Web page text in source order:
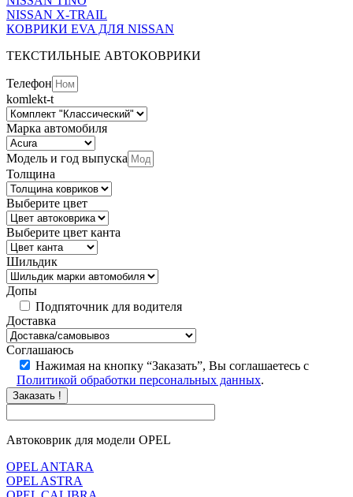
NISSAN X-TRAIL
КОВРИКИ EVA ДЛЯ NISSAN
ТЕКСТИЛЬНЫЕ АВТОКОВРИКИ
Телефон
komlekt-t
Марка автомобиля
Модель и год выпуска
Толщина
Выберите цвет
Выберите цвет канта
Шильдик
Допы
Подпяточник для водителя
Доставка
Соглашаюсь
Нажимая на кнопку “Заказать”, Вы соглашаетесь с
Политикой обработки персональных данных.
Заказать !
Автоковрик для модели OPEL
OPEL ANTARA
OPEL ASTRA